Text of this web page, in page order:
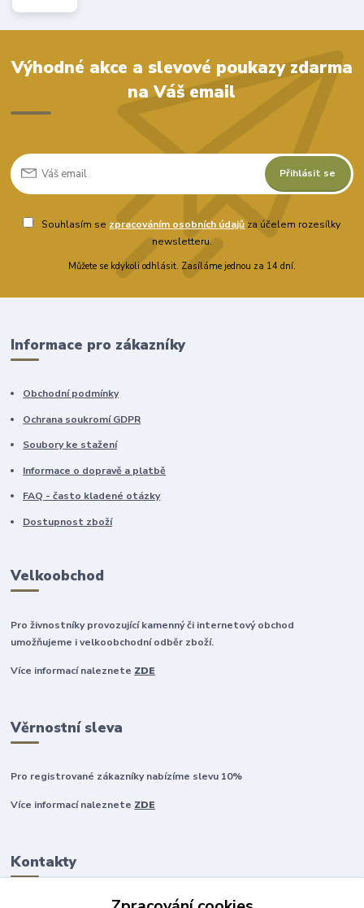
Výhodné akce a slevové poukazy zdarma
na Váš email
Přihlásit se
Souhlasím se zpracováním osobních údajů za účelem rozesílky
newsletteru.
Můžete se kdykoli odhlásit. Zasíláme jednou za 14 dní.
Informace pro zákazníky
Obchodní podmínky
Ochrana soukromí GDPR
Soubory ke stažení
Informace o dopravě a platbě
FAQ - často kladené otázky
Dostupnost zboží
Velkoobchod
Pro živnostníky provozující kamenný či internetový obchod
umožňujeme i velkoobchodní odběr zboží.
Více informací naleznete ZDE
Věrnostní sleva
Pro registrované zákazníky nabízíme slevu 10%
Více informací naleznete ZDE
Kontakty